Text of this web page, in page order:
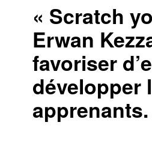
« Scratch
Erwan
favoriser
développer
apprenants.